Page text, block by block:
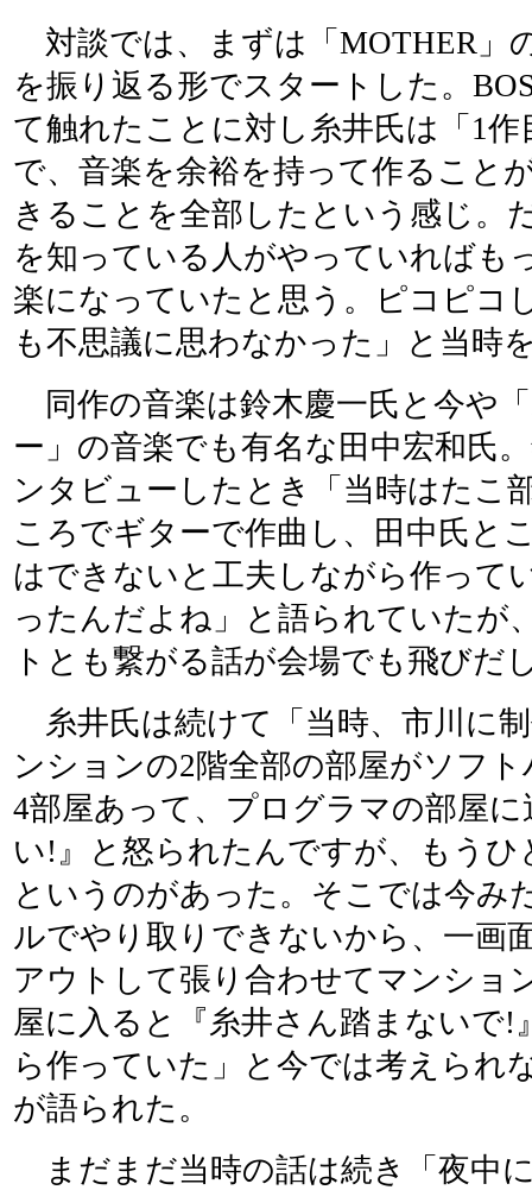
対談では、まずは「MOTHER」
を振り返る形でスタートした。
て触れたことに対し糸井氏は「1作
で、音楽を余裕を持って作ること
きることを全部したという感じ。
を知っている人がやっていればも
楽になっていたと思う。ピコピコ
も不思議に思わなかった」と当時
同作の音楽は鈴木慶一氏と今や
ー」の音楽でも有名な田中宏和氏
ンタビューしたとき「当時はたこ
ころでギターで作曲し、田中氏と
はできないと工夫しながら作って
ったんだよね」と語られていたが
トとも繋がる話が会場でも飛びだ
糸井氏は続けて「当時、市川に
ンションの2階全部の部屋がソフ
4部屋あって、プログラマの部屋
い!』と怒られたんですが、もうひ
というのがあった。そこでは今み
ルでやり取りできないから、一画
アウトして張り合わせてマンショ
屋に入ると『糸井さん踏まないで!
ら作っていた」と今では考えられ
が語られた。
まだまだ当時の話は続き「夜中